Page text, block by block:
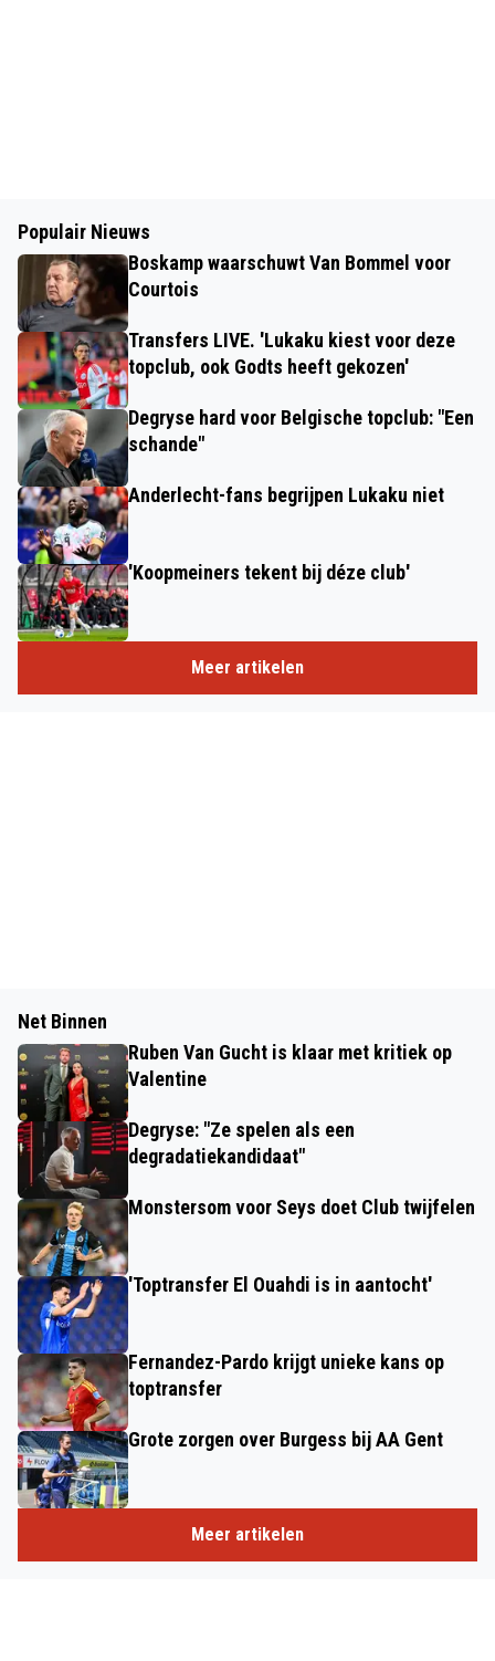
Populair Nieuws
Boskamp waarschuwt Van Bommel voor
Courtois
Transfers LIVE. 'Lukaku kiest voor deze
topclub, ook Godts heeft gekozen'
Degryse hard voor Belgische topclub: "Een
schande"
Anderlecht-fans begrijpen Lukaku niet
'Koopmeiners tekent bij déze club'
Meer artikelen
Net Binnen
Ruben Van Gucht is klaar met kritiek op
Valentine
Degryse: "Ze spelen als een
degradatiekandidaat"
Monstersom voor Seys doet Club twijfelen
'Toptransfer El Ouahdi is in aantocht'
Fernandez-Pardo krijgt unieke kans op
toptransfer
Grote zorgen over Burgess bij AA Gent
Meer artikelen